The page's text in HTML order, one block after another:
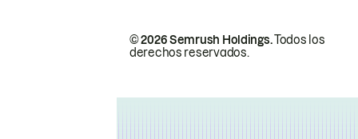
© 2026 Semrush Holdings.Todos los
derechos reservados.